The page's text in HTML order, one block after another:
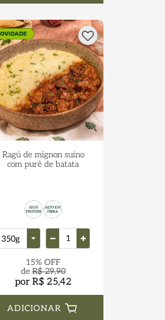
Ragú de mignon suíno
com purê de batata
15% OFF
deR$ 29,90
por R$ 25,42
ADICIONAR